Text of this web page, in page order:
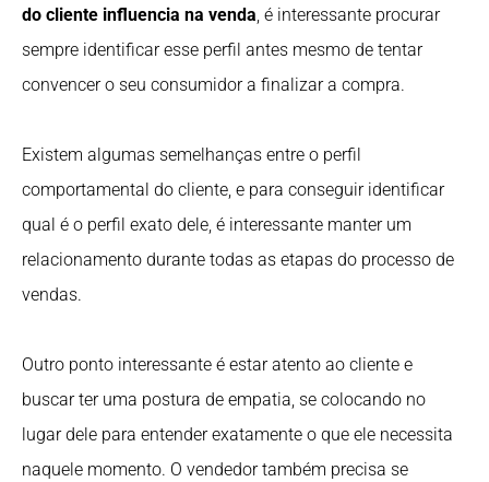
do cliente influencia na venda, é interessante procurar
sempre identificar esse perfil antes mesmo de tentar
convencer o seu consumidor a finalizar a compra.
Existem algumas semelhanças entre o perfil
comportamental do cliente, e para conseguir identificar
qual é o perfil exato dele, é interessante manter um
relacionamento durante todas as etapas do processo de
vendas.
Outro ponto interessante é estar atento ao cliente e
buscar ter uma postura de empatia, se colocando no
lugar dele para entender exatamente o que ele necessita
naquele momento. O vendedor também precisa se